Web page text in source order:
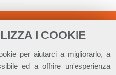
I COOKIE
per aiutarci a migliorarlo, a
ed a offrire un'esperienza